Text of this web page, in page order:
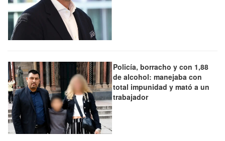
Policía, borracho y con 1,88
de alcohol: manejaba con
total impunidad y mató a un
trabajador